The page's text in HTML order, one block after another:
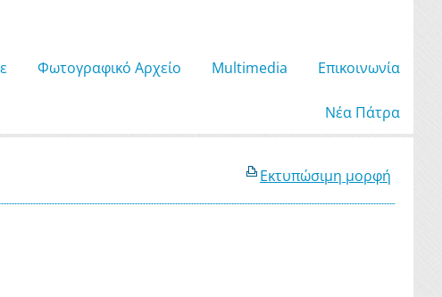
Φωτογραφικό Αρχείο Μultimedia Επικοινωνία
Νέα Πάτρα
Εκτυπώσιμη μορφή